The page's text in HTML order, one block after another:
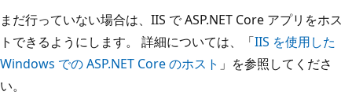
まだ行っていない場合は、IIS で ASP.NET Core アプリをホス
トできるようにします。 詳細については、「IIS を使用した
Windows での ASP.NET Core のホスト 」を参照してくださ
い。